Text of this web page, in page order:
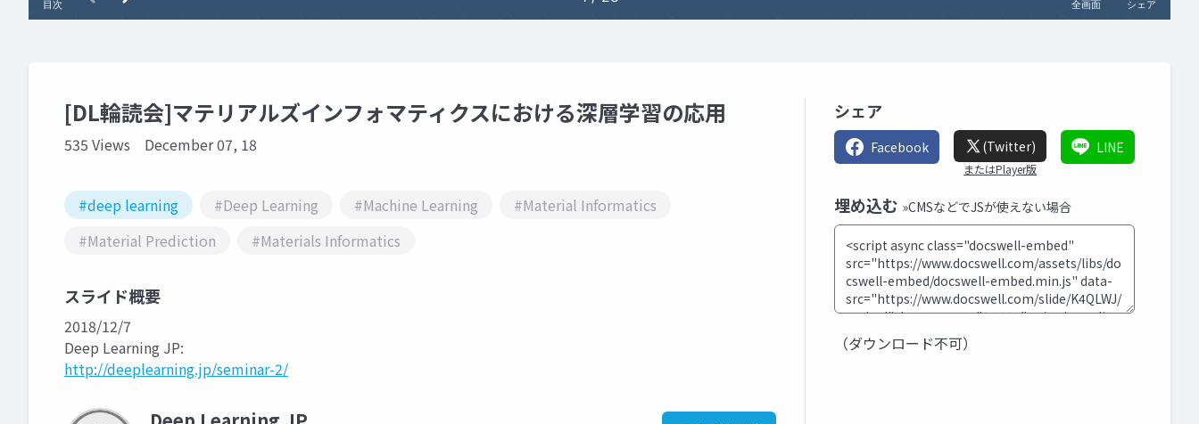
[DL輪読会]マテリアルズインフォマティクスにおける深層学習の応用
535 Views December 07, 18
#deep learning #Deep Learning #Machine Learning
#Material Informatics
#Material Prediction
#Materials Informatics
スライド概要
2018/12/7
Deep Learning JP:
http://deeplearning.jp/seminar-2/
シェア
Facebook (Twitter)
またはPlayer版
LINE
埋め込む »CMSなどでJSが使えない場合
（ダウンロード不可）